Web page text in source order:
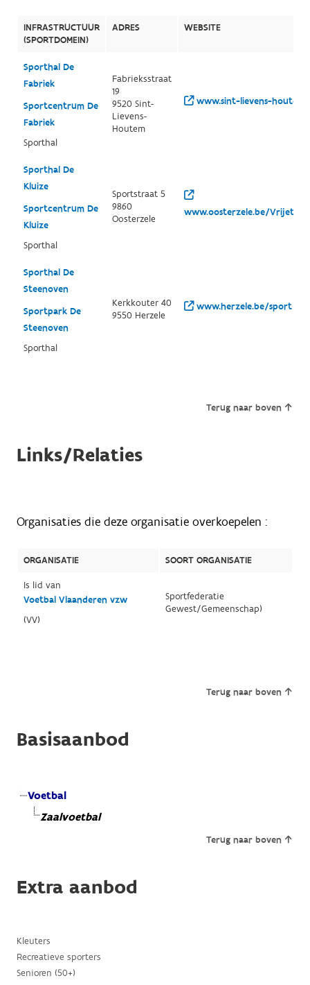
INFRASTRUCTUUR
(SPORTDOMEIN)
ADRES WEBSITE
Sporthal De
Fabriek
Sportcentrum De
Fabriek
Sporthal
Fabrieksstraat
19
9520 Sint-
Lievens-
Houtem
www.sint-lievens-
Sporthal De
Kluize
Sportcentrum De
Kluize
Sporthal
Sportstraat 5
9860
Oosterzele
www.oosterzele.be/
Sporthal De
Steenoven
Sportpark De
Steenoven
Sporthal
Kerkkouter 40
9550 Herzele
www.herzele.be/sport
Terug naar boven
Links/Relaties
Organisaties die deze organisatie overkoepelen :
ORGANISATIE
SOORT ORGANISATIE
Is lid van
Voetbal Vlaanderen vzw
(VV)
Sportfederatie
Gewest/Gemeenschap)
Terug naar boven
Basisaanbod
Voetbal
Zaalvoetbal
Terug naar boven
Extra aanbod
Kleuters
Recreatieve sporters
Senioren (50+)